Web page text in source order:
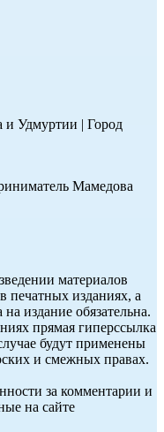
и Удмуртии | Город
Мамедова
материалов
в печатных изданиях, а
издание обязательна.
прямая гиперссылка
будут применены
и смежных правах.
за комментарии и
на сайте